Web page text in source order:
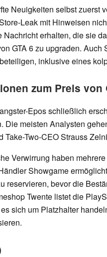
Neuigkeiten selbst zuerst
Leak mit Hinweisen
Nachricht erhalten, die sie
GTA 6 zu upgraden.
inklusive eines
zum Preis von
Epos schließlich
Die meisten Analysten
Take-Two-CEO Strauss
Verwirrung haben
Showgame
reservieren, bevor die
Twente listet die
sich um Platzhalter